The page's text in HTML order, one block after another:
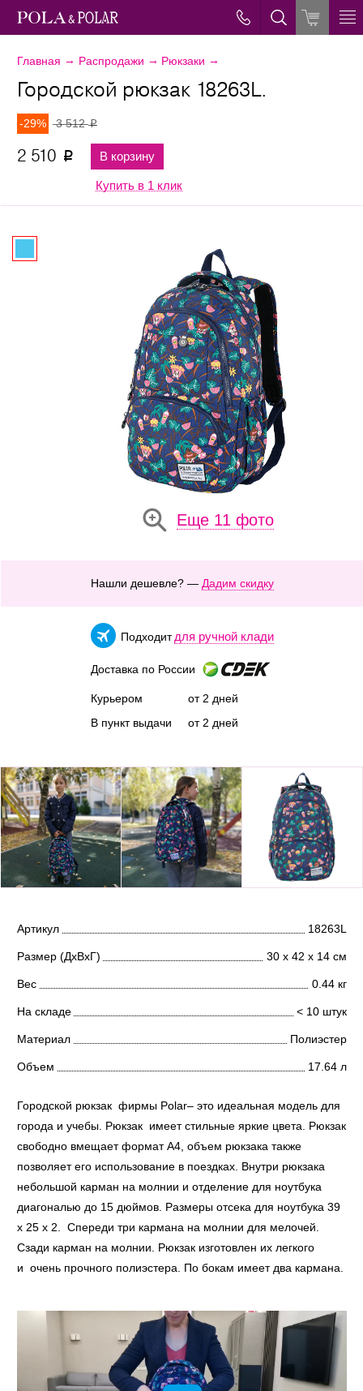
Главная → Распродажи → Рюкзаки →
Еще 11 фото
Городской рюкзак 18263L.
-29% 3 512p
2 510 p В корзину
Купить в 1 клик
Нашли дешевле? — Дадим скидку
Подходит для ручной клади
Доставка по России
Курьером
В пункт выдачи
от 2 дней
от 2 дней
Артикул 18263L
Размер (ДхВхГ) 30 х 42 х 14 см
Вес 0.44 кг
На складе < 10 штук
Материал Полиэстер
Объем 17.64 л
Городской рюкзак фирмы Polar– это идеальная модель для
города и учебы. Рюкзак имеет стильные яркие цвета. Рюкзак
свободно вмещает формат А4, объем рюкзака также
позволяет его использование в поездках. Внутри рюкзака
небольшой карман на молнии и отделение для ноутбука
диагональю до 15 дюймов. Размеры отсека для ноутбука 39
x 25 x 2. Спереди три кармана на молнии для мелочей.
Сзади карман на молнии. Рюкзак изготовлен их легкого
и очень прочного полиэстера. По бокам имеет два кармана.